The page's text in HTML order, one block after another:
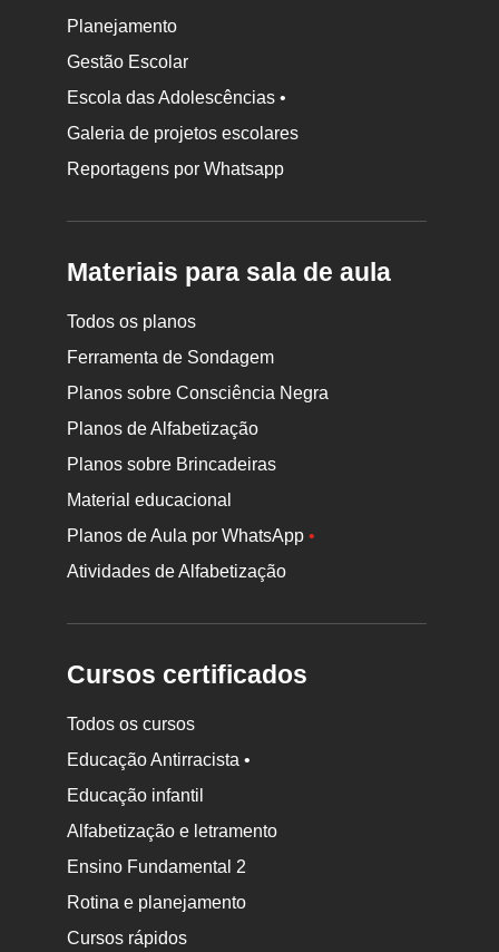
Planejamento
Gestão Escolar
Escola das Adolescências •
Galeria de projetos escolares
Reportagens por Whatsapp
Materiais para sala de aula
Todos os planos
Ferramenta de Sondagem
Planos sobre Consciência Negra
Planos de Alfabetização
Planos sobre Brincadeiras
Material educacional
Planos de Aula por WhatsApp•
Atividades de Alfabetização
Cursos certificados
Todos os cursos
Educação Antirracista •
Educação infantil
Alfabetização e letramento
Ensino Fundamental 2
Rotina e planejamento
Cursos rápidos